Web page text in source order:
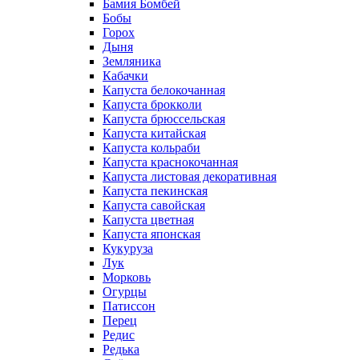
Бамия Бомбей
Бобы
Горох
Дыня
Земляника
Кабачки
Капуста белокочанная
Капуста брокколи
Капуста брюссельская
Капуста китайская
Капуста кольраби
Капуста краснокочанная
Капуста листовая декоративная
Капуста пекинская
Капуста савойская
Капуста цветная
Капуста японская
Кукуруза
Лук
Морковь
Огурцы
Патиссон
Перец
Редис
Редька